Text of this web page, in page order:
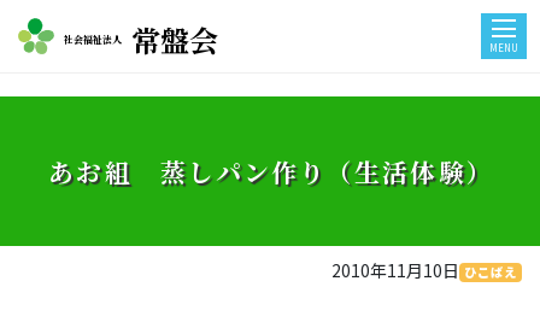
社会福祉法人 常盤会 MENU
あお組 蒸しパン作り（生活体験）
2010年11月10日 ひこばえ